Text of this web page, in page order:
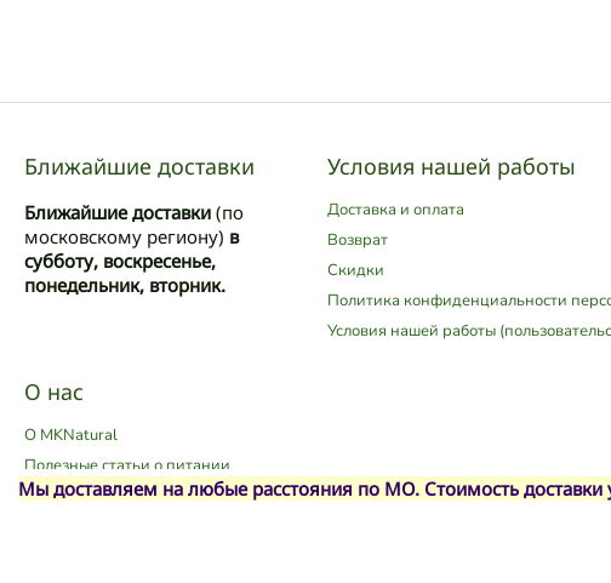
Ближайшие доставки
Ближайшие доставки (по
московскому региону) в
субботу, воскресенье,
понедельник, вторник.
О нас
О MKNatural
Полезные статьи о питании
О "качестве" в характеристиках
Условия нашей работы
Доставка и оплата
Возврат
Скидки
Политика конфиденциальности
Условия нашей работы
Мы доставляем на любые расстояния по МО. Стоимость доставки